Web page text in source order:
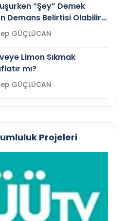
“Şey” Demek
Demans Belirtisi Olabilir
Zeynep GÜÇLÜCAN
Limon Sıkmak
mı?
Zeynep GÜÇLÜCAN
Projeleri